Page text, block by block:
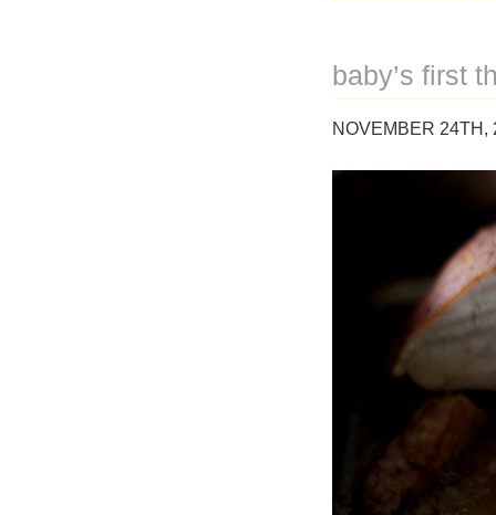
baby’s first
NOVEMBER